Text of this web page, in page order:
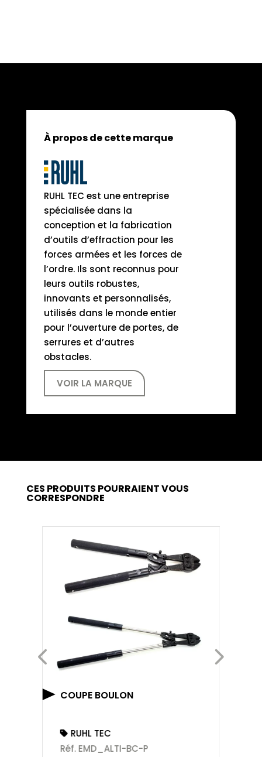
À propos de cette marque
RUHL TEC est une entreprise
spécialisée dans la
conception et la fabrication
d’outils d’effraction pour les
forces armées et les forces de
l’ordre. Ils sont reconnus pour
leurs outils robustes,
innovants et personnalisés,
utilisés dans le monde entier
pour l’ouverture de portes, de
serrures et d’autres
obstacles.
VOIR LA MARQUE
CES PRODUITS POURRAIENT VOUS
CORRESPONDRE
COUPE BOULON
RUHL TEC
Réf. EMD_ALTI-BC-P